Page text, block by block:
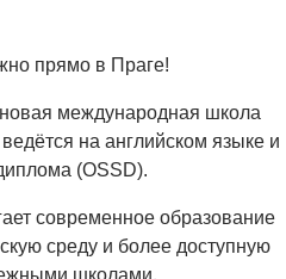
прямо в Праге!
международная школа
на английском языке и
(OSSD).
современное образование
среду и более доступную
школами.